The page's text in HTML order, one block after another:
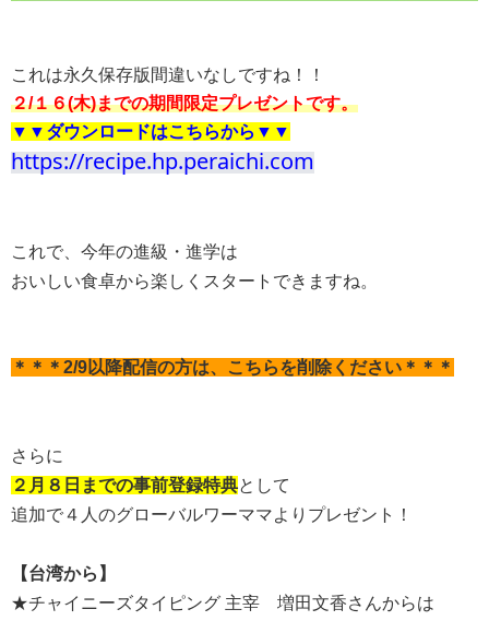
これは永久保存版間違いなしですね！！
２/１６(木)までの期間限定プレゼントです。
▼▼ダウンロードはこちらから▼▼
https://recipe.hp.peraichi.com
これで、今年の進級・進学は
おいしい食卓から楽しくスタートできますね。
＊＊＊2/9以降配信の方は、こちらを削除ください＊＊＊
さらに
２月８日までの事前登録特典として
追加で４人のグローバルワーママよりプレゼント！
【台湾から】
★チャイニーズタイピング 主宰 増田文香さんからは